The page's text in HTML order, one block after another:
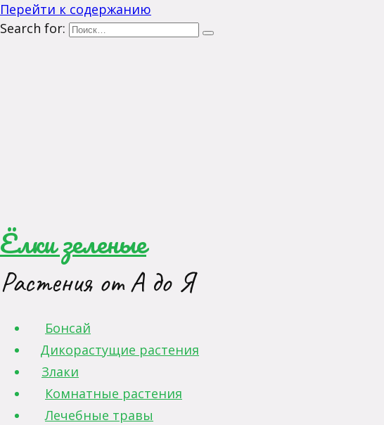
Перейти к содержанию
Search for:
Ёлки зеленые
Растения от А до Я
Бонсай
Дикорастущие растения
Злаки
Комнатные растения
Лечебные травы